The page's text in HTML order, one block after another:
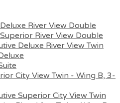
River View Double
River View Double
Deluxe River View Twin
City View Twin - Wing B, 3-
Superior City View Twin